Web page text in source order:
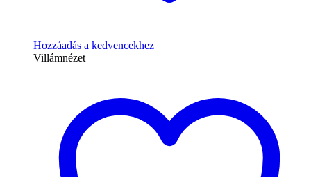
Hozzáadás a kedvencekhez
Villámnézet